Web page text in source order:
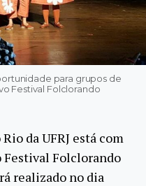
para grupos de
Festival Folclorando
da UFRJ está com
Festival Folclorando
realizado no dia